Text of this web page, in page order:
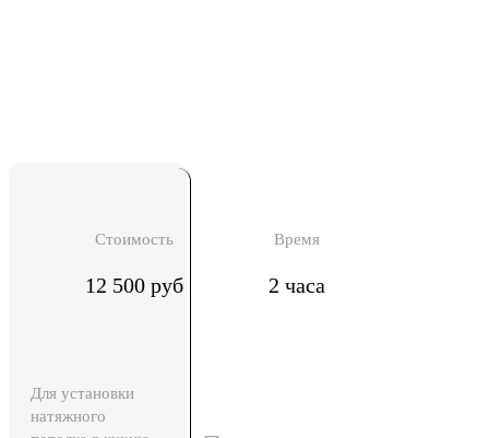
Стоимость Время
12 500 руб 2 часа
Для установки
натяжного